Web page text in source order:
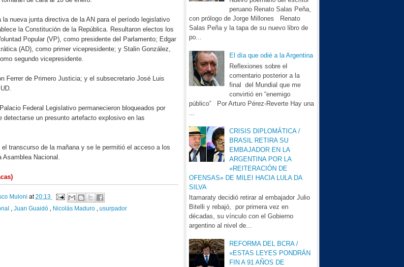
peruano Renato Salas Peña,
con prólogo de Jorge Millones Renato
Salas Peña y la tapa de su nuevo libro de
po...
El día que odié a la Argentina
Reflexiones sobre el
comentario posterior a la
final del Mundial que me
convirtió en “enemigo
público” Por Arturo Pérez-Reverte Hay una
CRISIS DIPLOMÁTICA /
BRASIL RETIRA SU
EMBAJADOR EN LA
ARGENTINA POR LA
«REITERACIÓN DE
OFENSAS» DE MILEI HACIA LULA DA
SILVA
Itamaraty decidió retirar al embajador Julio
Bitelli y rebajó, por primera vez en
décadas, su vínculo con el Gobierno
argentino al nivel de...
REFORMA DEL BCRA /
«ESTAS LEYES PONDRÁN
FIN A 91 AÑOS DE
la nueva junta directiva de la AN para el período legislativo
la Constitución de la República. Resultaron electos los
Popular (VP), como presidente del Parlamento; Edgar
(AD), como primer vicepresidente; y Stalin González,
segundo vicepresidente.
Ferrer de Primero Justicia; y el subsecretario José Luis
Federal Legislativo permanecieron bloqueados por
detectarse un presunto artefacto explosivo en las
transcurso de la mañana y se le permitió el acceso a los
Asamblea Nacional.
Muloni at20:13
Juan Guaidó Nicolás Maduro usurpador